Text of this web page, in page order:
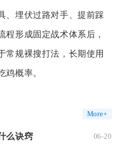
、埋伏过路对手、提前踩
程形成固定战术体系后，
常规裸搜打法，长期使用
鸡概率。
More+
么诀窍 06-20